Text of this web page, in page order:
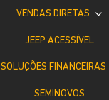
VENDAS DIRETAS
JEEP ACESSÍVEL
SOLUÇÕES FINANCEIRAS
SEMINOVOS